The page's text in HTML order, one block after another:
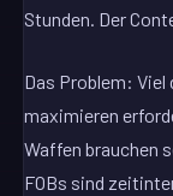
Stunden. Der
Das Problem: Viel
maximieren
Waffen brauchen
FOBs sind